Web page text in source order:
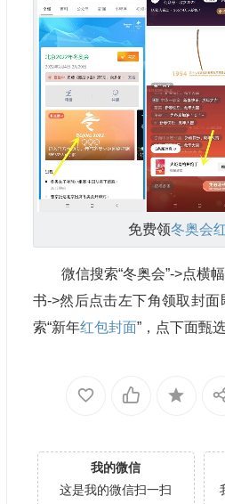
免费领冬奥会
微信搜索“冬奥会”->点横
书->然后点击左下角领取封
索“新年红包封面”，点下面甄
我的微信
这是我的微信扫一扫